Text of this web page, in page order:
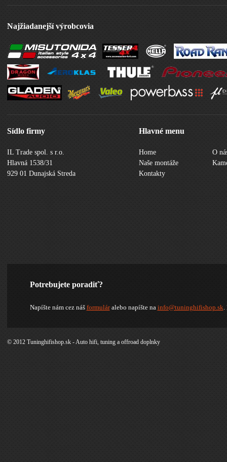
Najžiadanejší výrobcovia
Sídlo firmy
IL Trade spol. s r.o.
Hlavná 1538/31
929 01 Dunajská Streda
Hlavné menu
Home
O
Naše montáže
Kontakty
Potrebujete poradiť?
Napíšte nám cez náš formuláralebo napíšte na info@tuninghifishop.sk.
© 2012 Tuninghifishop.sk - Auto hifi, tuning a offroad doplnky